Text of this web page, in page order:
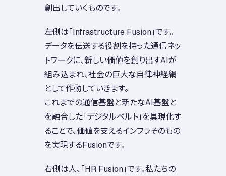
創出していくものです。
左側は「Infrastructure Fusion」です。
データを伝送する役割を持った通信ネッ
トワークに、新しい価値を創り出すAIが
組み込まれ、社会の巨大な自律神経網
として作動していきます。
これまでの通信基盤と新たなAI基盤と
を融合した「デジタルベルト」を具現化す
ることで、価値を支えるインフラそのもの
を実現するFusionです。
右側は人、「HR Fusion」です。私たちの